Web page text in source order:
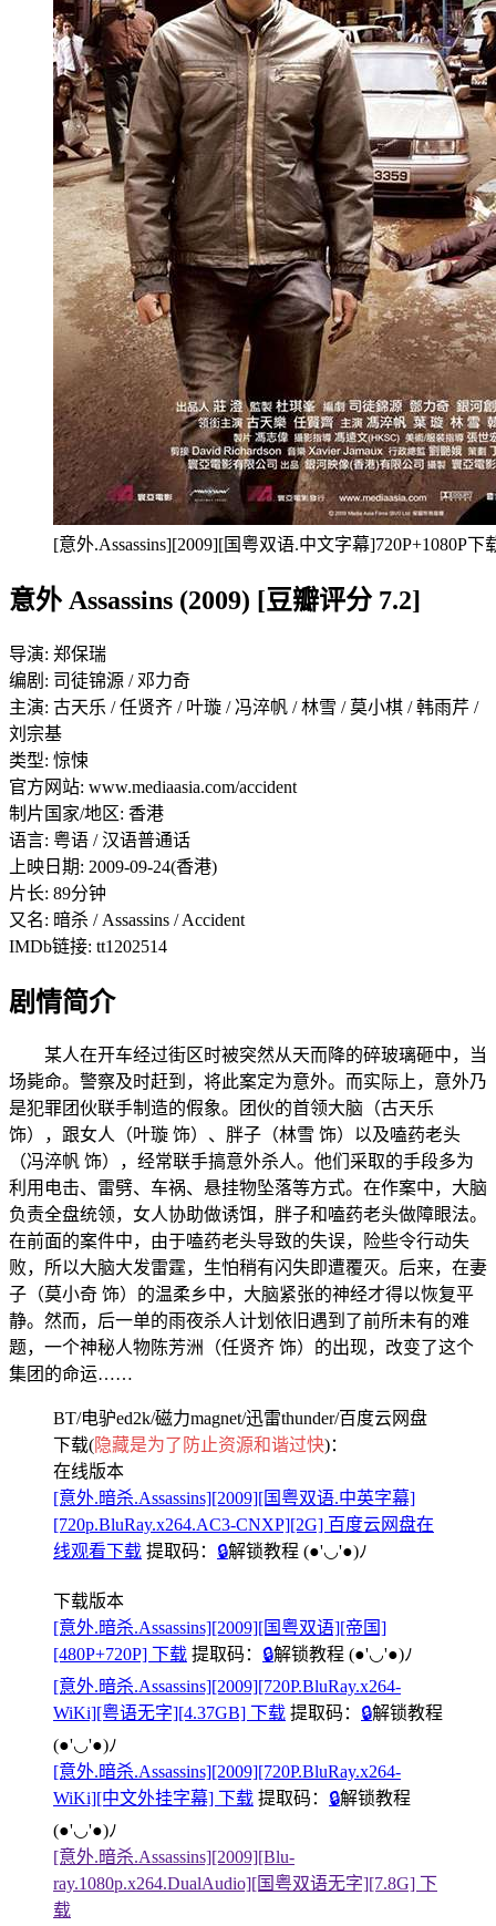
[意外.Assassins][2009][国粤双语.中文字幕]720P+1080P下
意外 Assassins (2009) [豆瓣评分 7.2]
导演: 郑保瑞
编剧: 司徒锦源 / 邓力奇
主演: 古天乐 / 任贤齐 / 叶璇 / 冯淬帆 / 林雪 / 莫小棋 / 韩雨芹 /
刘宗基
类型: 惊悚
官方网站: www.mediaasia.com/accident
制片国家/地区: 香港
语言: 粤语 / 汉语普通话
上映日期: 2009-09-24(香港)
片长: 89分钟
又名: 暗杀 / Assassins / Accident
IMDb链接: tt1202514
剧情简介
某人在开车经过街区时被突然从天而降的碎玻璃砸中，当
场毙命。警察及时赶到，将此案定为意外。而实际上，意外乃
是犯罪团伙联手制造的假象。团伙的首领大脑（古天乐
饰），跟女人（叶璇 饰）、胖子（林雪 饰）以及嗑药老头
（冯淬帆 饰），经常联手搞意外杀人。他们采取的手段多为
利用电击、雷劈、车祸、悬挂物坠落等方式。在作案中，大脑
负责全盘统领，女人协助做诱饵，胖子和嗑药老头做障眼法。
在前面的案件中，由于嗑药老头导致的失误，险些令行动失
败，所以大脑大发雷霆，生怕稍有闪失即遭覆灭。后来，在妻
子（莫小奇 饰）的温柔乡中，大脑紧张的神经才得以恢复平
静。然而，后一单的雨夜杀人计划依旧遇到了前所未有的难
题，一个神秘人物陈芳洲（任贤齐 饰）的出现，改变了这个
集团的命运……
BT/电驴ed2k/磁力magnet/迅雷thunder/百度云网盘
下载(隐藏是为了防止资源和谐过快)：
在线版本
[意外.暗杀.Assassins][2009][国粤双语.中英字幕]
[720p.BluRay.x264.AC3-CNXP][2G] 百度云网盘在
线观看下载 提取码： 🔒解锁教程 (●'◡'●)ﾉ
下载版本
[意外.暗杀.Assassins][2009][国粤双语][帝国]
[480P+720P] 下载 提取码： 🔒解锁教程 (●'◡'●)ﾉ
[意外.暗杀.Assassins][2009][720P.BluRay.x264-
WiKi][粤语无字][4.37GB] 下载 提取码： 🔒解锁教程
(●'◡'●)ﾉ
[意外.暗杀.Assassins][2009][720P.BluRay.x264-
WiKi][中文外挂字幕] 下载 提取码： 🔒解锁教程
(●'◡'●)ﾉ
[意外.暗杀.Assassins][2009][Blu-
ray.1080p.x264.DualAudio][国粤双语无字][7.8G] 下
载